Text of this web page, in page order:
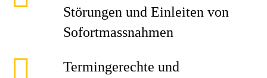
Störungen und Einleiten von
Sofortmassnahmen
Termingerechte und